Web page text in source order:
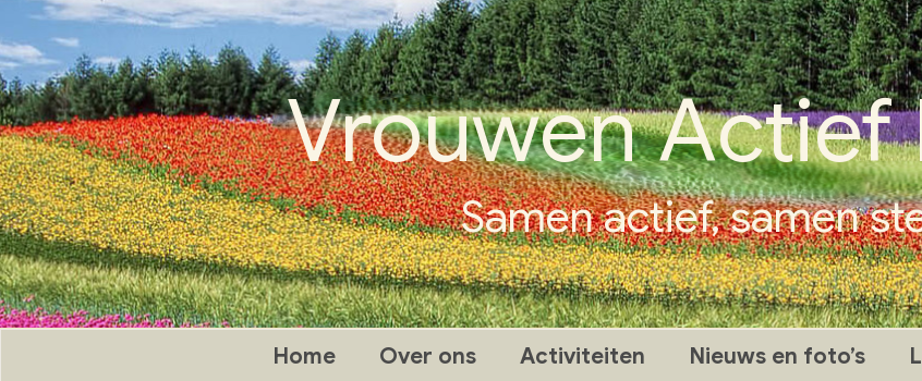
naar
de
inhoud
Vrouwen Actief
Samen actief, samen
Home Over ons Activiteiten Nieuws en foto’s